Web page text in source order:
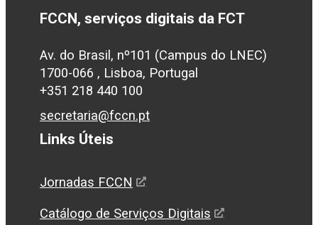
FCCN, serviços digitais da FCT
Av. do Brasil, nº101 (Campus do LNEC)
1700-066 , Lisboa, Portugal
+351 218 440 100
secretaria@fccn.pt
Links Úteis
Jornadas FCCN
Catálogo de Serviços Digitais